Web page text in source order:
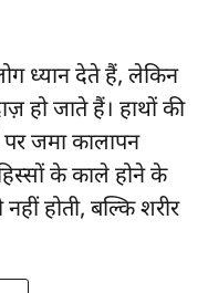
ध्यान देते हैं, लेकिन
हो जाते हैं। हाथों की
जमा कालापन
के काले होने के
होती, बल्कि शरीर